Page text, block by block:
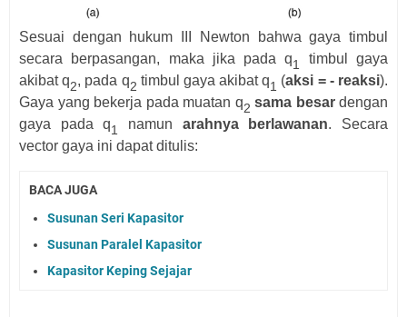
Sesuai dengan hukum III Newton bahwa gaya timbul
secara berpasangan, maka jika pada q1
timbul gaya
akibat q2, pada q2 timbul gaya akibat q1 (aksi = - reaksi).
Gaya yang bekerja pada muatan q2 sama besardengan
gaya pada q1 namun arahnya berlawanan. Secara
vector gaya ini dapat ditulis:
BACA JUGA
Susunan Seri Kapasitor
Susunan Paralel Kapasitor
Kapasitor Keping Sejajar